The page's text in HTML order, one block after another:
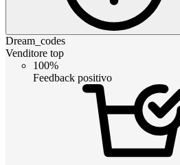
Dream_codes
Venditore top
100%
Feedback positivo